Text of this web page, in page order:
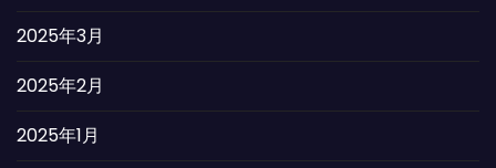
2025年3月
2025年2月
2025年1月